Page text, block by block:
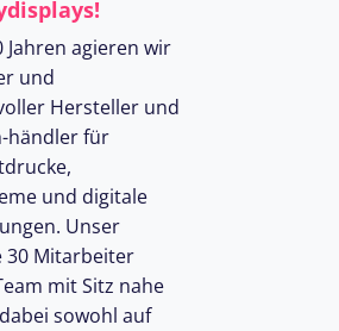
Jahren agieren wir
und
Hersteller und
händler für
und digitale
Unser
30 Mitarbeiter
mit Sitz nahe
sowohl auf